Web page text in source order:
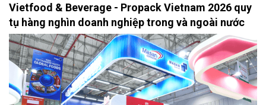
Vietfood & Beverage - Propack Vietnam 2026 quy
tụ hàng nghìn doanh nghiệp trong và ngoài nước